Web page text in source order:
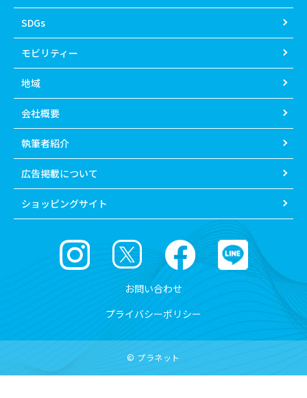
SDGs
モビリティー
地域
会社概要
執筆者紹介
広告掲載について
ショッピングサイト
お問い合わせ
プライバシーポリシー
© プラネット